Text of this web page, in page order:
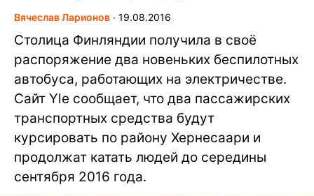
Вячеслав Ларионов ∙ 19.08.2016
Столица Финляндии получила в своё
распоряжение два новеньких беспилотных
автобуса, работающих на электричестве.
Сайт Yle сообщает, что два пассажирских
транспортных средства будут
курсировать по району Хернесаари и
продолжат катать людей до середины
сентября 2016 года.